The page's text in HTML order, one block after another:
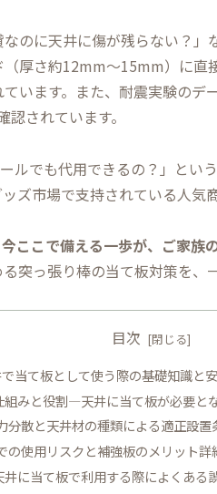
のに天井に傷が残らない？
厚さ約12mm〜15mm）に直
います。また、耐震実験のデ
認されています。
ルでも代用できるの？」とい
ズ市場で支持されている人気
ここで備える一歩が、ご家族
突っ張り棒の当て板対策を、
目次
当て板として使う際の基礎知識と
組みと役割―天井に当て板が必要と
分散と天井材の種類による適正設置
の使用リスクと補強板のメリット詳
井に当て板で利用する際によくある